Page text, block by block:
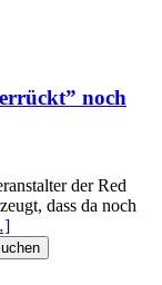
noch
der Red
dass da noch